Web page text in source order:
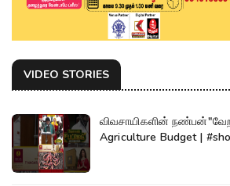
VIDEO STORIES
விவசாயிகளின் நண்பன்"வேற
Agriculture Budget |